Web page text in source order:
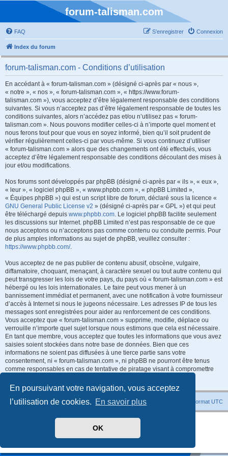
En poursuivant votre navigation, vous acceptez
l’utilisation de cookies. En savoir plus
OK
forum-talisman.com
FAQ Connexion
S’enregistrer
Index du forum
forum-talisman.com - Conditions d’utilisation
En accédant à « forum-talisman.com » (désigné ci-après par « nous »,
« notre », « nos », « forum-talisman.com », « https://www.forum-
talisman.com »), vous acceptez d’être légalement responsable des conditions
suivantes. Si vous n’acceptez pas d’être légalement responsable de toutes les
conditions suivantes, alors n’accédez pas et/ou n’utilisez pas « forum-
talisman.com ». Nous pouvons modifier celles-ci à n’importe quel moment et
nous ferons tout pour que vous en soyez informé, bien qu’il soit prudent de
vérifier régulièrement celles-ci par vous-même. Si vous continuez d’utiliser
« forum-talisman.com » alors que des changements ont été effectués, vous
acceptez d’être légalement responsable des conditions découlant des mises à
jour et/ou modifications.
Nos forums sont développés par phpBB (désigné ci-après par « ils », « eux »,
« leur », « logiciel phpBB », « www.phpbb.com », « phpBB Limited »,
« Équipes phpBB ») qui est un script libre de forum, déclaré sous la licence «
GNU General Public License v2 » (désigné ci-après par « GPL ») et qui peut
être téléchargé depuis www.phpbb.com. Le logiciel phpBB facilite seulement
les discussions sur Internet. phpBB Limited n’est pas responsable de ce que
nous acceptons ou n’acceptons pas comme contenu ou conduite permis. Pour
de plus amples informations au sujet de phpBB, veuillez consulter :
https://www.phpbb.com/.
Vous acceptez de ne pas publier de contenu abusif, obscène, vulgaire,
diffamatoire, choquant, menaçant, à caractère sexuel ou tout autre contenu qui
peut transgresser les lois de votre pays, du pays où « forum-talisman.com » est
hébergé ou les lois internationales. Le faire peut vous mener à un
bannissement immédiat et permanent, avec une notification à votre fournisseur
d’accès à Internet si nous le jugeons nécessaire. Les adresses IP de tous les
messages sont enregistrées pour aider au renforcement de ces conditions.
Vous acceptez que « forum-talisman.com » supprime, modifie, déplace ou
verrouille n’importe quel sujet lorsque nous estimons que cela est nécessaire.
En tant que membre, vous acceptez que toutes les informations que vous avez
saisies soient stockées dans notre base de données. Bien que ces
informations ne soient pas diffusées à une tierce partie sans votre
consentement, ni « forum-talisman.com », ni phpBB ne pourront être tenus
comme responsables en cas de tentative de piratage visant à compromettre
Index du forum Heures au format UTC
Développé par
® Forum Software © phpBB Limited
Traduit par
Mazeltof